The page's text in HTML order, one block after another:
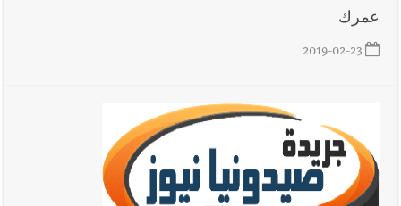
عمرك
2019-02-23